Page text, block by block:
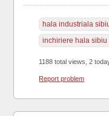
hala industriala
inchiriere hala sibiu
1188 total views, 2
Report problem